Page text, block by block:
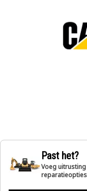
Past het?
Voeg